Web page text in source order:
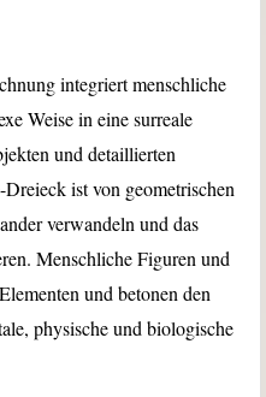
integriert menschliche
Weise in eine surreale
und detaillierten
ist von geometrischen
verwandeln und das
Menschliche Figuren und
und betonen den
physische und biologische